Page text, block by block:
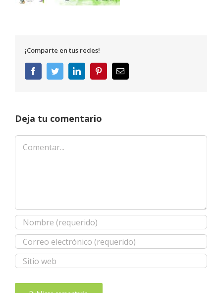
¡Comparte en tus redes!
FacebookTwitterLinkedInPinterestCorreo
electrónico
Deja tu comentario
Comentar